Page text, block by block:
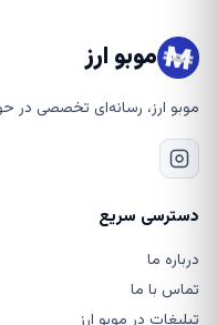
موبو ارز
موبو ارز، رسانه‌ای تخصصی در
دسترسی سریع
درباره ما
تماس با ما
تبلیغات در موبو ارز